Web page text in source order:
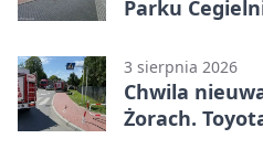
Parku
3 sierpnia 2026
Chwila
Żorach.